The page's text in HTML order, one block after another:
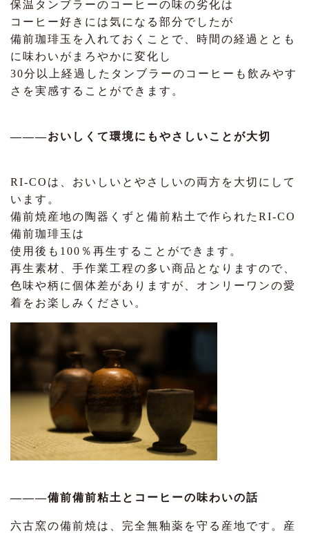
保温タンブラーのコーヒーの味の劣化は
コーヒー好きには気になる部分でしたが
備前珈琲玉を入れておくことで、時間の経過ととも
に味わいがまろやかに変化し
30分以上経過したタンブラーのコーヒーも飲みやす
さを実感することができます。
―――おいしくて環境にもやさしいことが大切
RI-COは、おいしいとやさしいの両方を大切にして
います。
備前焼産地の陶器くずと備前粘土で作られたRI-CO
備前珈琲玉は
使用後も100％再生することができます。
再生素材、手作業工程の多い商品となりますので、
色味や柄に個体差がありますが、オンリーワンの愛
着をお楽しみください。
―――備前備前粘土とコーヒーの味わいの話
六古窯の備前焼は、完全無釉薬を守る産地です。産